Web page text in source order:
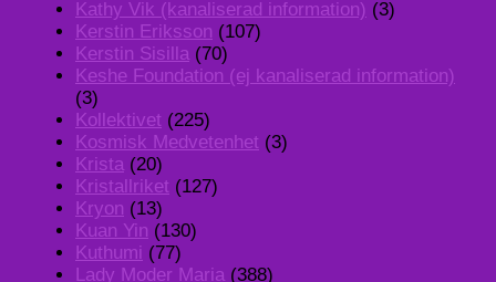
Kathy Vik (kanaliserad information) (3)
Kerstin Eriksson (107)
Kerstin Sisilla (70)
Keshe Foundation (ej kanaliserad information)
(3)
Kollektivet (225)
Kosmisk Medvetenhet (3)
Krista (20)
Kristallriket (127)
Kryon (13)
Kuan Yin (130)
Kuthumi (77)
Lady Moder Maria (388)